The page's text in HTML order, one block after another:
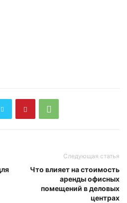
Следующая статья
Что влияет на стоимость
аренды офисных
помещений в деловых
центрах